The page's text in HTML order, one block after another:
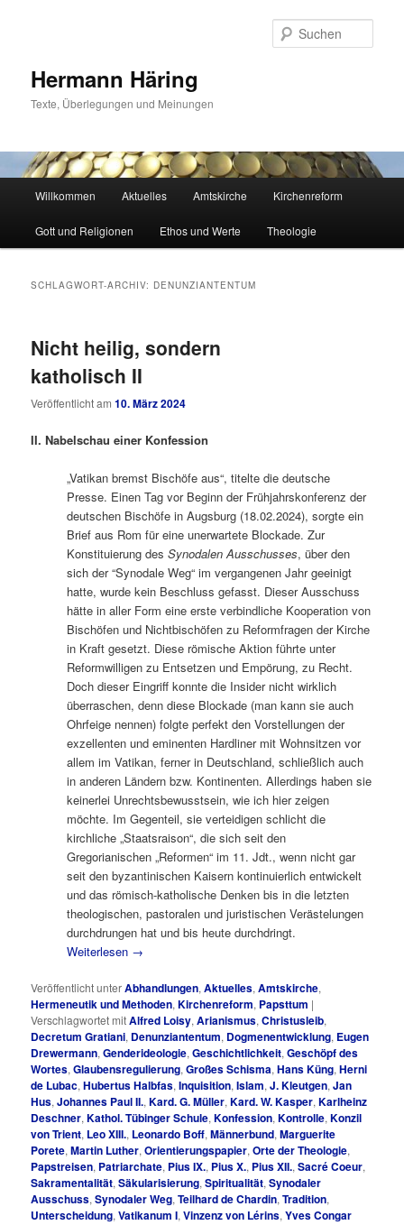
Hermann Häring
Texte, Überlegungen und Meinungen
Willkommen Aktuelles Amtskirche Kirchenreform
Gott und Religionen Ethos und Werte Theologie
SCHLAGWORT-ARCHIV: DENUNZIANTENTUM
Nicht heilig, sondern
katholisch II
Veröffentlicht am10. März 2024
II. Nabelschau einer Konfession
„Vatikan bremst Bischöfe aus“, titelte die deutsche
Presse. Einen Tag vor Beginn der Frühjahrskonferenz der
deutschen Bischöfe in Augsburg (18.02.2024), sorgte ein
Brief aus Rom für eine unerwartete Blockade. Zur
Konstituierung desSynodalen Ausschusses, über den
sich der “Synodale Weg“ im vergangenen Jahr geeinigt
hatte, wurde kein Beschluss gefasst. Dieser Ausschuss
hätte in aller Form eine erste verbindliche Kooperation von
Bischöfen und Nichtbischöfen zu Reformfragen der Kirche
in Kraft gesetzt. Diese römische Aktion führte unter
Reformwilligen zu Entsetzen und Empörung, zu Recht.
Doch dieser Eingriff konnte die Insider nicht wirklich
überraschen, denn diese Blockade (man kann sie auch
Ohrfeige nennen) folgte perfekt den Vorstellungen der
exzellenten und eminenten Hardliner mit Wohnsitzen vor
allem im Vatikan, ferner in Deutschland, schließlich auch
in anderen Ländern bzw. Kontinenten. Allerdings haben sie
keinerlei Unrechtsbewusstsein, wie ich hier zeigen
möchte. Im Gegenteil, sie verteidigen schlicht die
kirchliche „Staatsraison“, die sich seit den
Gregorianischen „Reformen“ im 11. Jdt., wenn nicht gar
seit den byzantinischen Kaisern kontinuierlich entwickelt
und das römisch-katholische Denken bis in die letzten
theologischen, pastoralen und juristischen Verästelungen
durchdrungen hat und bis heute durchdringt.
Weiterlesen →
Veröffentlicht unterAbhandlungen,Aktuelles,Amtskirche,
Hermeneutik und Methoden,Kirchenreform, Papsttum |
Verschlagwortet mitAlfred Loisy,Arianismus,Christusleib,
Decretum Gratiani, Denunziantentum, Dogmenentwicklung, Eugen
Drewermann,Genderideologie,Geschichtlichkeit,Geschöpf des
Wortes,Glaubensregulierung,Großes Schisma,Hans Küng,Herni
de Lubac,Hubertus Halbfas,Inquisition,Islam,J. Kleutgen,Jan
Hus,Johannes Paul II.,Kard. G. Müller,Kard. W. Kasper,Karlheinz
Deschner,Kathol. Tübinger Schule,Konfession,Kontrolle,Konzil
von Trient, Leo XIII., Leonardo Boff,Männerbund,Marguerite
Porete,Martin Luther,Orientierungspapier,Orte der Theologie,
Papstreisen, Patriarchate, Pius IX., Pius X., Pius XII.,Sacré Coeur,
Sakramentalität,Säkularisierung,Spiritualität,Synodaler
Ausschuss,Synodaler Weg,Teilhard de Chardin,Tradition,
Unterscheidung,Vatikanum I,Vinzenz von Lérins,Yves Congar